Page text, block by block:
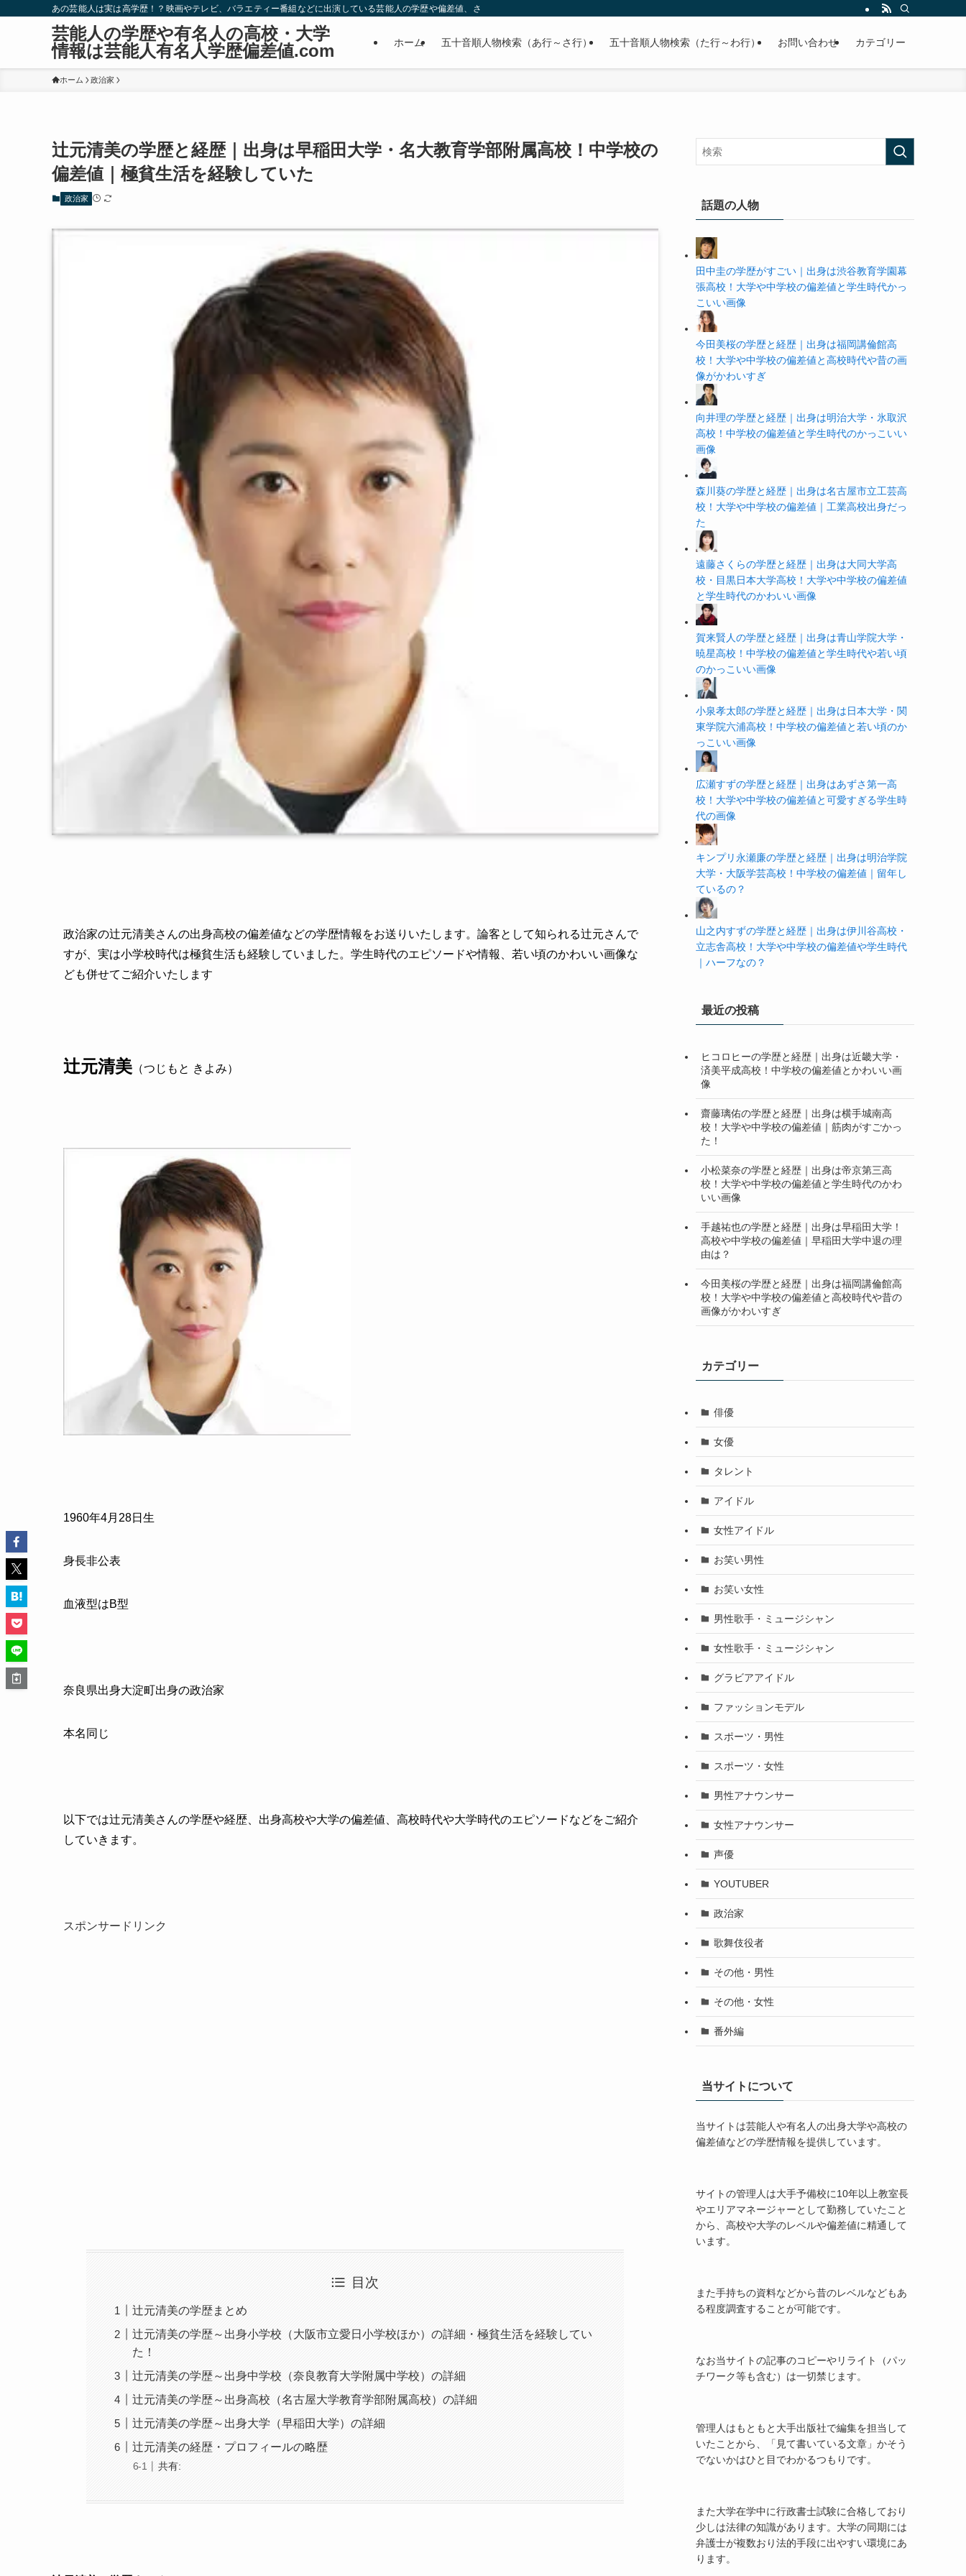
あの芸能人は実は高学歴！？映画やテレビ、バラエティー番組などに出演している芸能人の学歴や偏差値、さらに政治家やスポーツ選手などの有名人の学歴や高校・大学の偏差値まで紹介していきます。
芸能人の学歴や有名人の高校・大学
情報は芸能人有名人学歴偏差値.com
ホーム 五十音順人物検索（あ行～さ行） 五十音順人物検索（た行～わ行） お問い合わせ カテゴリー
ホーム 政治家
辻元清美の学歴と経歴｜出身は早稲田大学・名大教育学部附属高校！中学校の
偏差値｜極貧生活を経験していた
政治家
政治家の辻元清美さんの出身高校の偏差値などの学歴情報をお送りいたします。論客として知られる辻元さんで
すが、実は小学校時代は極貧生活も経験していました。学生時代のエピソードや情報、若い頃のかわいい画像な
ども併せてご紹介いたします
辻元清美 （つじもと きよみ）
1960年4月 28日生
身長非公表
血液型はB型
奈良県出身大淀町出身の政治家
本名同じ
以下では辻元清美さんの学歴や経歴、出身高校や大学の偏差値、高校時代や大学時代のエピソードなどをご紹介
していきます。
スポンサードリンク
目次
辻元清美の学歴まとめ
辻元清美の学歴～出身小学校（大阪市立愛日小学校ほか）の詳細・極貧生活を経験してい
た！
辻元清美の学歴～出身中学校（奈良教育大学附属中学校）の詳細
辻元清美の学歴～出身高校（名古屋大学教育学部附属高校）の詳細
辻元清美の学歴～出身大学（早稲田大学）の詳細
辻元清美の経歴・プロフィールの略歴
共有:
話題の人物
田中圭の学歴がすごい｜出身は渋谷教育学園幕
張高校！大学や中学校の偏差値と学生時代かっ
こいい画像
今田美桜の学歴と経歴｜出身は福岡講倫館高
校！大学や中学校の偏差値と高校時代や昔の画
像がかわいすぎ
向井理の学歴と経歴｜出身は明治大学・氷取沢
高校！中学校の偏差値と学生時代のかっこいい
画像
森川葵の学歴と経歴｜出身は名古屋市立工芸高
校！大学や中学校の偏差値｜工業高校出身だっ
た
遠藤さくらの学歴と経歴｜出身は大同大学高
校・目黒日本大学高校！大学や中学校の偏差値
と学生時代のかわいい画像
賀来賢人の学歴と経歴｜出身は青山学院大学・
暁星高校！中学校の偏差値と学生時代や若い頃
のかっこいい画像
小泉孝太郎の学歴と経歴｜出身は日本大学・関
東学院六浦高校！中学校の偏差値と若い頃のか
っこいい画像
広瀬すずの学歴と経歴｜出身はあずさ第一高
校！大学や中学校の偏差値と可愛すぎる学生時
代の画像
キンプリ永瀬廉の学歴と経歴｜出身は明治学院
大学・大阪学芸高校！中学校の偏差値｜留年し
ているの？
山之内すずの学歴と経歴｜出身は伊川谷高校・
立志舎高校！大学や中学校の偏差値や学生時代
｜ハーフなの？
最近の投稿
ヒコロヒーの学歴と経歴｜出身は近畿大学・
済美平成高校！中学校の偏差値とかわいい画
像
齋藤璃佑の学歴と経歴｜出身は横手城南高
校！大学や中学校の偏差値｜筋肉がすごかっ
た！
小松菜奈の学歴と経歴｜出身は帝京第三高
校！大学や中学校の偏差値と学生時代のかわ
いい画像
手越祐也の学歴と経歴｜出身は早稲田大学！
高校や中学校の偏差値｜早稲田大学中退の理
由は？
今田美桜の学歴と経歴｜出身は福岡講倫館高
校！大学や中学校の偏差値と高校時代や昔の
画像がかわいすぎ
カテゴリー
俳優
女優
タレント
アイドル
女性アイドル
お笑い男性
お笑い女性
男性歌手・ミュージシャン
女性歌手・ミュージシャン
グラビアアイドル
ファッションモデル
スポーツ・男性
スポーツ・女性
男性アナウンサー
女性アナウンサー
声優
YOUTUBER
政治家
歌舞伎役者
その他・男性
その他・女性
番外編
当サイトについて
当サイトは芸能人や有名人の出身大学や高校の
偏差値などの学歴情報を提供しています。
サイトの管理人は大手予備校に10年以上教室長
やエリアマネージャーとして勤務していたこと
から、高校や大学のレベルや偏差値に精通して
います。
また手持ちの資料などから昔のレベルなどもあ
る程度調査することが可能です。
なお当サイトの記事のコピーやリライト（パッ
チワーク等も含む）は一切禁じます。
管理人はもともと大手出版社で編集を担当して
いたことから、「見て書いている文章」かそう
でないかはひと目でわかるつもりです。
また大学在学中に行政書士試験に合格しており
少しは法律の知識があります。大学の同期には
弁護士が複数おり法的手段に出やすい環境にあ
ります。